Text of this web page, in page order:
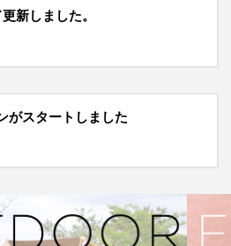
新しました。
がスタートしました